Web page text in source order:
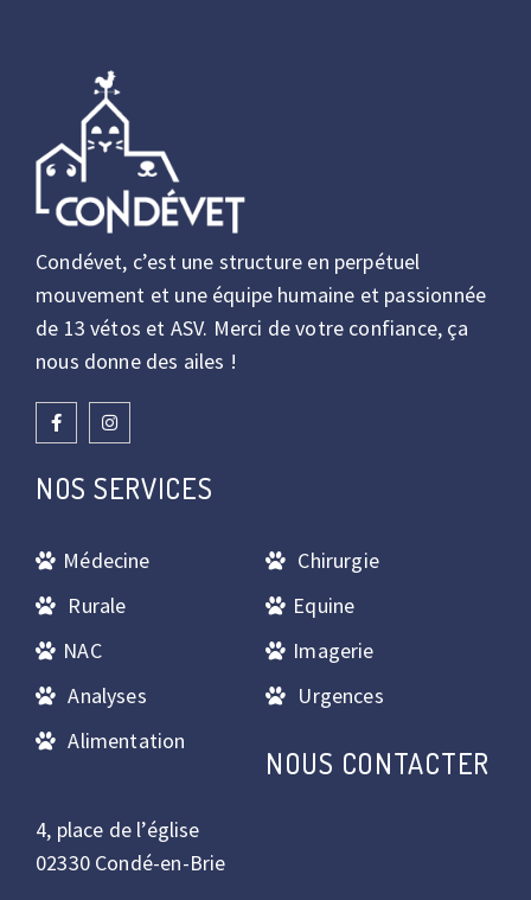
Condévet, c’est une structure en perpétuel
mouvement et une équipe humaine et passionnée
de 13 vétos et ASV. Merci de votre confiance, ça
nous donne des ailes !
NOS SERVICES
Médecine
Chirurgie
Rurale
Equine
NAC
Imagerie
Analyses
Urgences
Alimentation
NOUS CONTACTER
4, place de l’église
02330 Condé-en-Brie